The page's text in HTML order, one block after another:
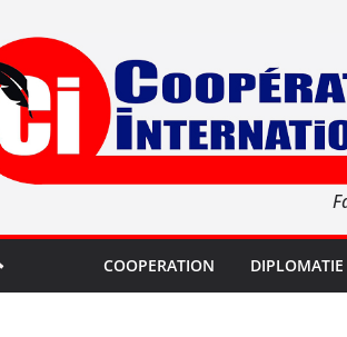
COOPERATION DIPLOMATIE